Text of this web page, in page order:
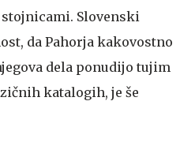
Slovenski
da Pahorja kakovostno
dela ponudijo tujim
katalogih, je še